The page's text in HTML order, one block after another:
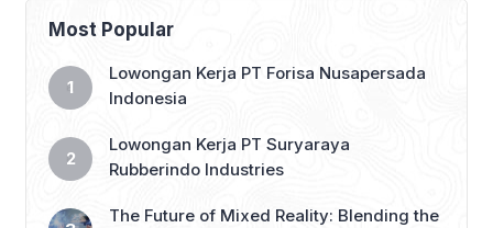
Most Popular
Lowongan Kerja PT Forisa Nusapersada
Indonesia
Lowongan Kerja PT Suryaraya
Rubberindo Industries
The Future of Mixed Reality: Blending the